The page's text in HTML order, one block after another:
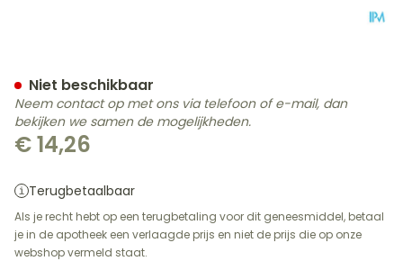
€ 14,26
Terugbetaalbaar
Als je recht hebt op een terugbetaling voor dit geneesmiddel, betaal
je in de apotheek een verlaagde prijs en niet de prijs die op onze
webshop vermeld staat.
Niet beschikbaar
Neem contact op met ons via telefoon of e-mail, dan
bekijken we samen de mogelijkheden.